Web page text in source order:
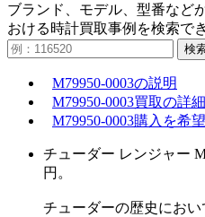
ブランド、モデル、型番など
おける時計買取事例を検索で
検
M79950-0003の説明
M79950-0003買取の詳細
M79950-0003購入を希
チューダー レンジャー
円。
チューダーの歴史にお